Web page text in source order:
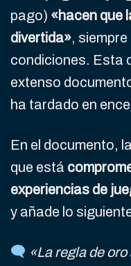
pago) «hacen que
divertida»,
condiciones. Esta
extenso
ha tardado en
En el documento,
que está
experiencias de
y añade lo
«La regla de